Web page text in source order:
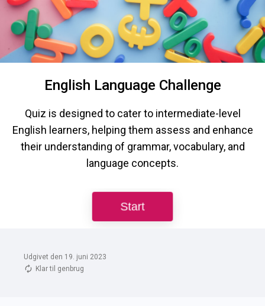
Udgivet den 19. juni 2023
Klar til genbrug